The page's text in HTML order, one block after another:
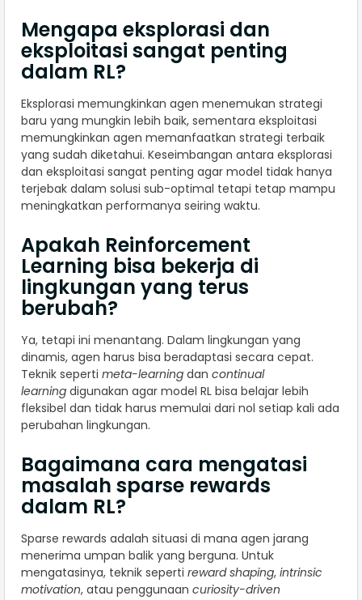
Mengapa eksplorasi dan
eksploitasi sangat penting
dalam RL?
Eksplorasi memungkinkan agen menemukan strategi
baru yang mungkin lebih baik, sementara eksploitasi
memungkinkan agen memanfaatkan strategi terbaik
yang sudah diketahui. Keseimbangan antara eksplorasi
dan eksploitasi sangat penting agar model tidak hanya
terjebak dalam solusi sub-optimal tetapi tetap mampu
meningkatkan performanya seiring waktu.
Apakah Reinforcement
Learning bisa bekerja di
lingkungan yang terus
berubah?
Ya, tetapi ini menantang. Dalam lingkungan yang
dinamis, agen harus bisa beradaptasi secara cepat.
Teknik seperti meta-learning dan continual
learning digunakan agar model RL bisa belajar lebih
fleksibel dan tidak harus memulai dari nol setiap kali ada
perubahan lingkungan.
Bagaimana cara mengatasi
masalah sparse rewards
dalam RL?
Sparse rewards adalah situasi di mana agen jarang
menerima umpan balik yang berguna. Untuk
mengatasinya, teknik seperti reward shaping, intrinsic
motivation, atau penggunaan curiosity-driven